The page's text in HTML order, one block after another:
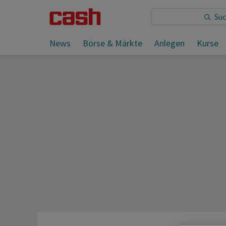
News Börse & Märkte Anlegen Kurse
Sie lesen: